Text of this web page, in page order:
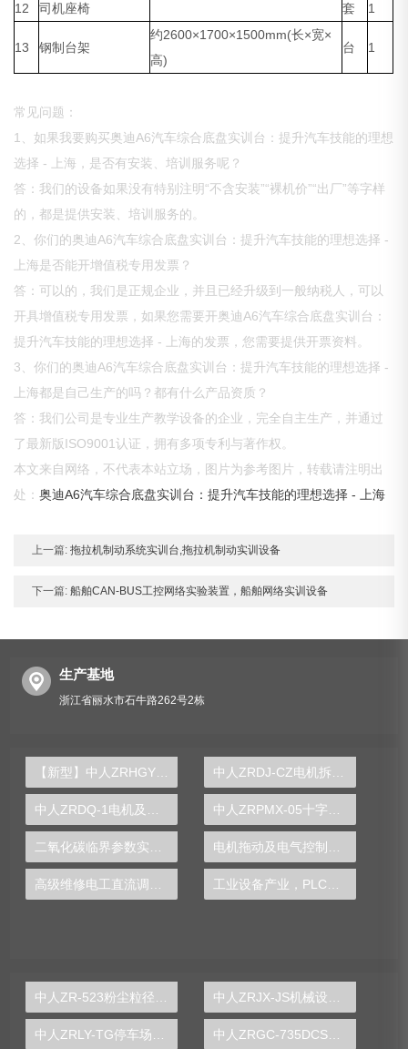
12 司机座椅 套 1
13 钢制台架
约2600×1700×1500mm(长×宽×
高)
台 1
常见问题：
1、如果我要购买奥迪A6汽车综合底盘实训台：提升汽车技能的理想
选择 - 上海，是否有安装、培训服务呢？
答：我们的设备如果没有特别注明“不含安装”“裸机价”“出厂”等字样
的，都是提供安装、培训服务的。
2、你们的奥迪A6汽车综合底盘实训台：提升汽车技能的理想选择 -
上海是否能开增值税专用发票？
答：可以的，我们是正规企业，并且已经升级到一般纳税人，可以
开具增值税专用发票，如果您需要开奥迪A6汽车综合底盘实训台：
提升汽车技能的理想选择 - 上海的发票，您需要提供开票资料。
3、你们的奥迪A6汽车综合底盘实训台：提升汽车技能的理想选择 -
上海都是自己生产的吗？都有什么产品资质？
答：我们公司是专业生产教学设备的企业，完全自主生产，并通过
了最新版ISO9001认证，拥有多项专利与著作权。
本文来自网络，不代表本站立场，图片为参考图片，转载请注明出
处：奥迪A6汽车综合底盘实训台：提升汽车技能的理想选择 - 上海
上一篇: 拖拉机制动系统实训台,拖拉机制动实训设备
下一篇: 船舶CAN-BUS工控网络实验装置，船舶网络实训设备
生产基地
浙江省丽水市石牛路262号2栋
【新型】中人ZRHGYL-17转盘萃取塔实验装置
中人ZRGC-735DCS分布式过程控制系统实训装置